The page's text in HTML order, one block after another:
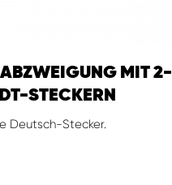
MIT 2-
STECKERN
Deutsch-Stecker.